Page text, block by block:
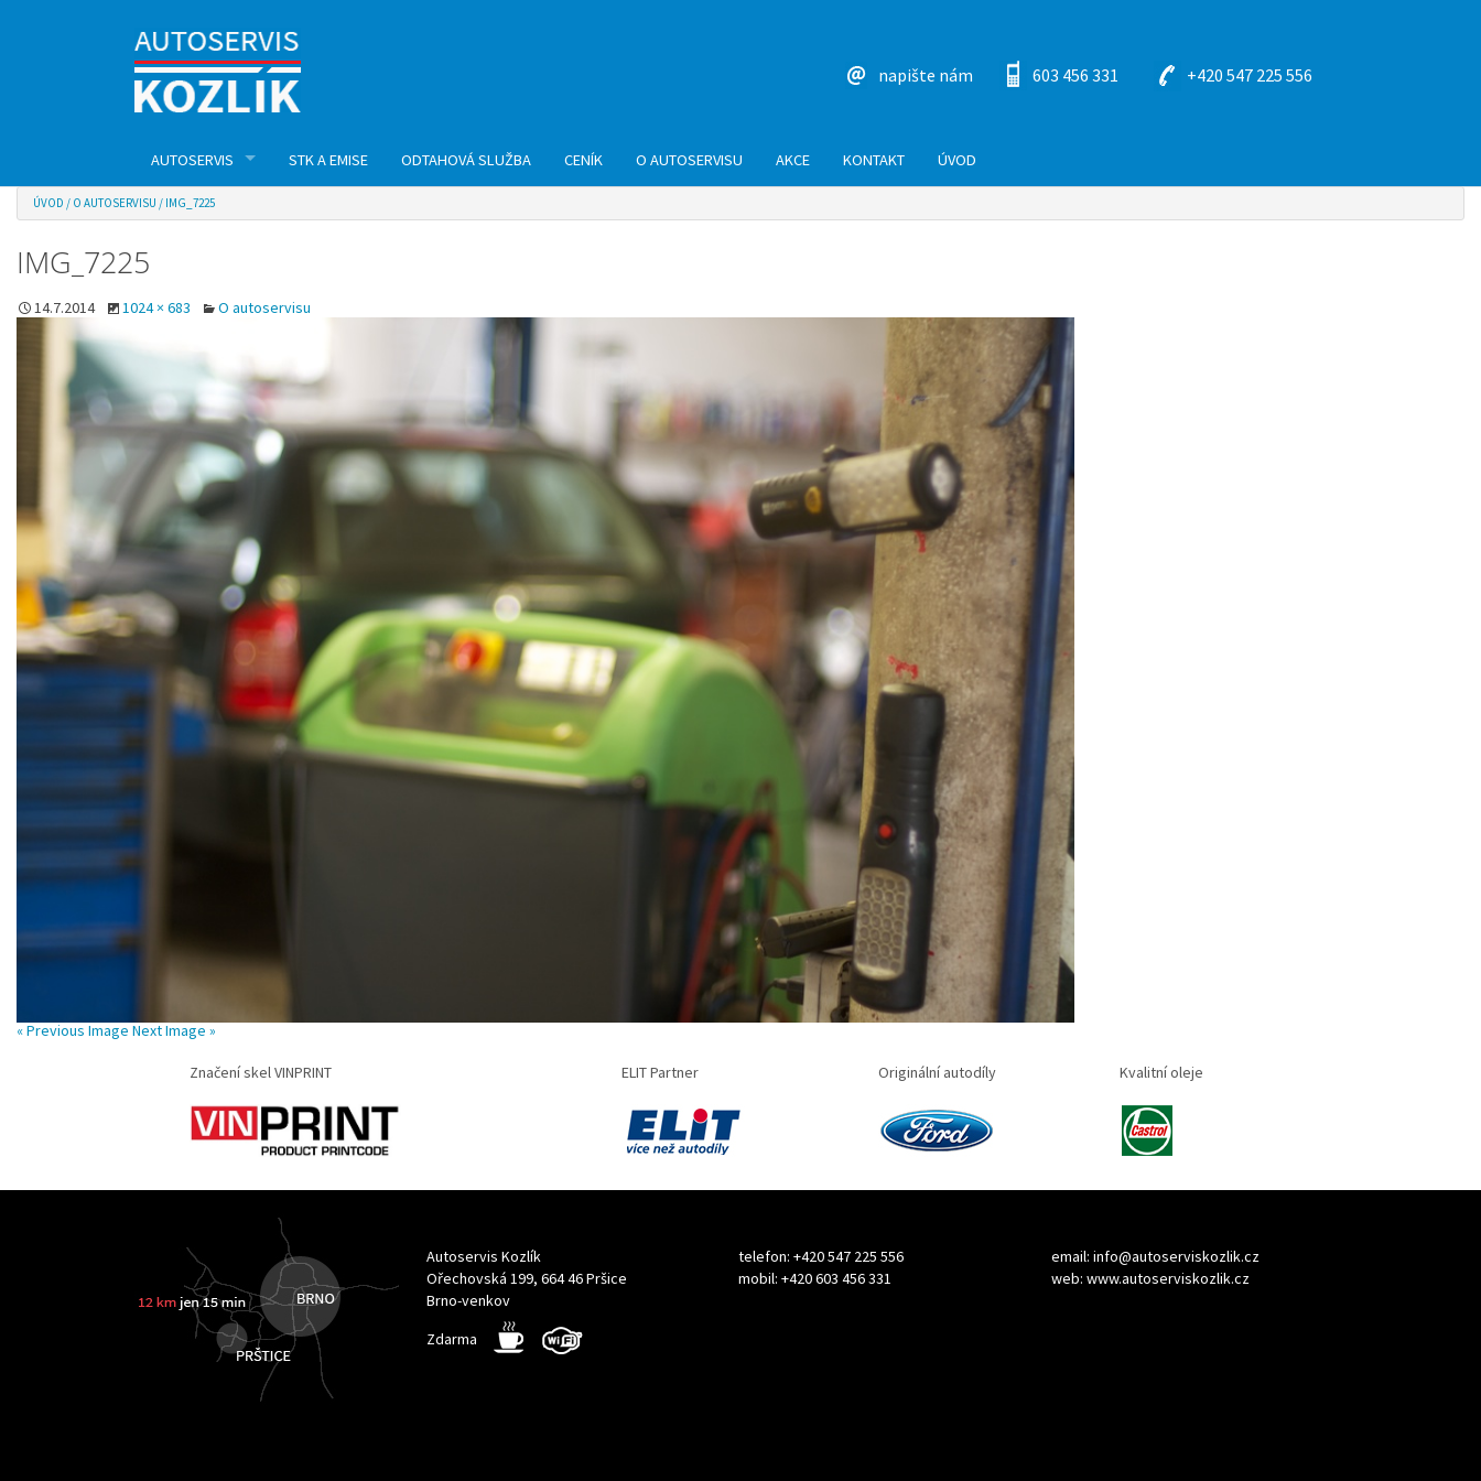
+420 547 225 556
603 456 331
napište nám
AUTOSERVIS
AUTOSERVIS
GEOMETRIE NÁPRAV
VÝMĚNA OLEJE V AUTOMATICKÉ PŘEVODOVCE
KLIMATIZACE
DIAGNOSTIKA
ZNAČENÍ SKEL VINPRINT
STK A EMISE ODTAHOVÁ SLUŽBA CENÍK O AUTOSERVISU AKCE KONTAKT ÚVOD
ÚVOD / O AUTOSERVISU / IMG_7225
IMG_7225
14.7.2014 1024 × 683 O autoservisu
« Previous Image Next Image »
Značení skel VINPRINT ELIT Partner Originální autodíly Kvalitní oleje
Autoservis Kozlík
Ořechovská 199, 664 46 Pršice
Brno-venkov
Zdarma
telefon: +420 547 225 556
mobil: +420 603 456 331
email: info@autoserviskozlik.cz
web: www.autoserviskozlik.cz